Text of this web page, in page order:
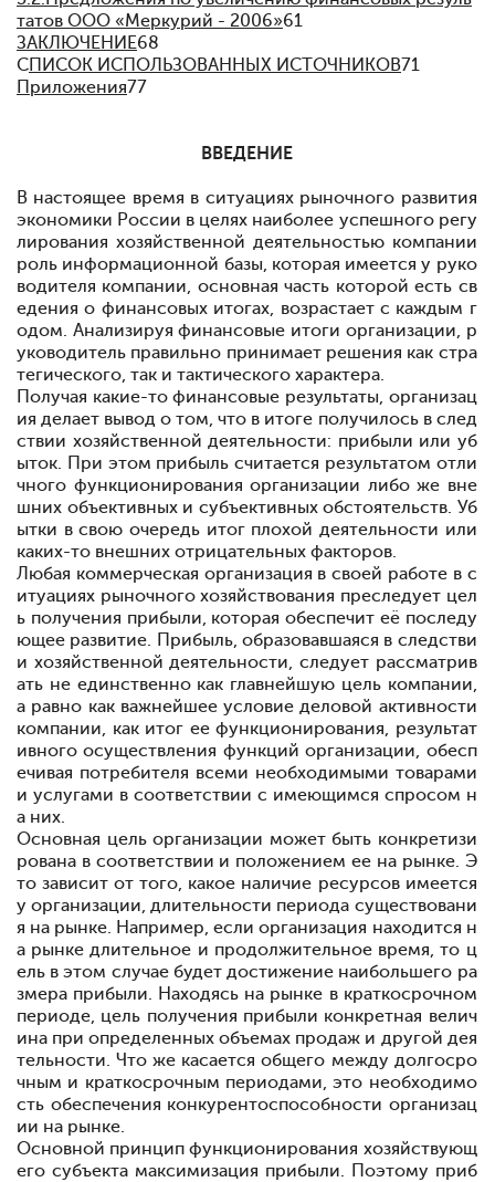
татов ООО «Меркурий - 2006»61
ЗАКЛЮЧЕНИЕ68
СПИСОК ИСПОЛЬЗОВАННЫХ ИСТОЧНИКОВ71
Приложения77
ВВЕДЕНИЕ
В настоящее время в ситуациях рыночного развития
экономики России в целях наиболее успешного регу
лирования хозяйственной деятельностью компании
роль информационной базы, которая имеется у руко
водителя компании, основная часть которой есть св
едения о финансовых итогах, возрастает с каждым г
одом. Анализируя финансовые итоги организации, р
уководитель правильно принимает решения как стра
тегического, так и тактического характера.
Получая какие-то финансовые результаты, организац
ия делает вывод о том, что в итоге получилось в след
ствии хозяйственной деятельности: прибыли или уб
ыток. При этом прибыль считается результатом отли
чного функционирования организации либо же вне
шних объективных и субъективных обстоятельств. Уб
ытки в свою очередь итог плохой деятельности или
каких-то внешних отрицательных факторов.
Любая коммерческая организация в своей работе в с
итуациях рыночного хозяйствования преследует цел
ь получения прибыли, которая обеспечит её последу
ющее развитие. Прибыль, образовавшаяся в следстви
и хозяйственной деятельности, следует рассматрив
ать не единственно как главнейшую цель компании,
а равно как важнейшее условие деловой активности
компании, как итог ее функционирования, результат
ивного осуществления функций организации, обесп
ечивая потребителя всеми необходимыми товарами
и услугами в соответствии с имеющимся спросом н
а них.
Основная цель организации может быть конкретизи
рована в соответствии и положением ее на рынке. Э
то зависит от того, какое наличие ресурсов имеется
у организации, длительности периода существовани
я на рынке. Например, если организация находится н
а рынке длительное и продолжительное время, то ц
ель в этом случае будет достижение наибольшего ра
змера прибыли. Находясь на рынке в краткосрочном
периоде, цель получения прибыли конкретная велич
ина при определенных объемах продаж и другой дея
тельности. Что же касается общего между долгосро
чным и краткосрочным периодами, это необходимо
сть обеспечения конкурентоспособности организац
ии на рынке.
Основной принцип функционирования хозяйствующ
его субъекта максимизация прибыли. Поэтому приб